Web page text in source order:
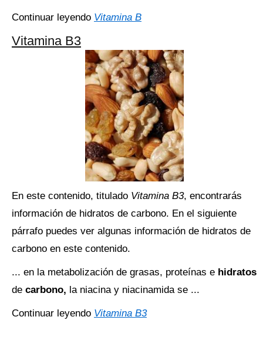
Continuar leyendo Vitamina B
Vitamina B3
En este contenido, titulado Vitamina B3, encontrarás
información de hidratos de carbono. En el siguiente
párrafo puedes ver algunas información de hidratos de
carbono en este contenido.
... en la metabolización de grasas, proteínas e hidratos
de carbono, la niacina y niacinamida se ...
Continuar leyendo Vitamina B3